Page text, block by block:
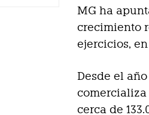
MG ha
crecimiento
ejercicios,
Desde el
comercializa
cerca de